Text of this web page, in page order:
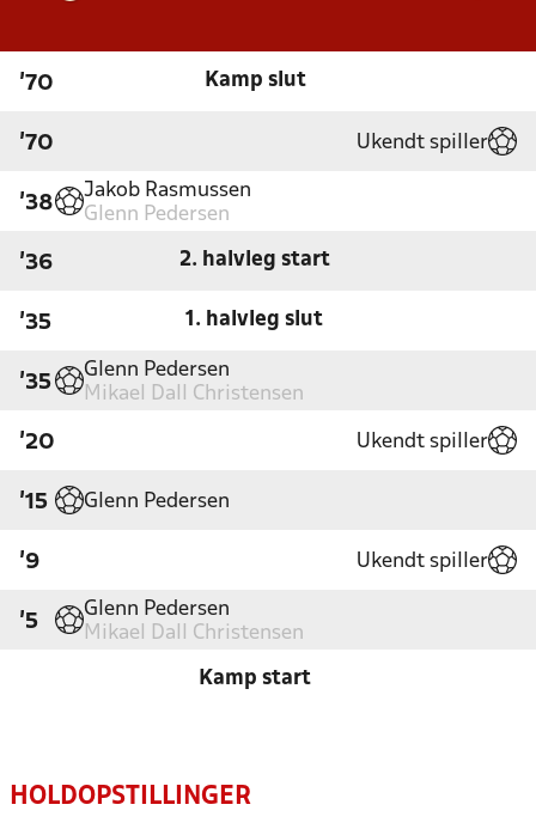
'70 Kamp slut
'70 Ukendt spiller
'38
Jakob Rasmussen
Glenn Pedersen
'36 2. halvleg start
'35 1. halvleg slut
'35
Glenn Pedersen
Mikael Dall Christensen
'20 Ukendt spiller
'15 Glenn Pedersen
'9 Ukendt spiller
'5
Glenn Pedersen
Mikael Dall Christensen
Kamp start
HOLDOPSTILLINGER